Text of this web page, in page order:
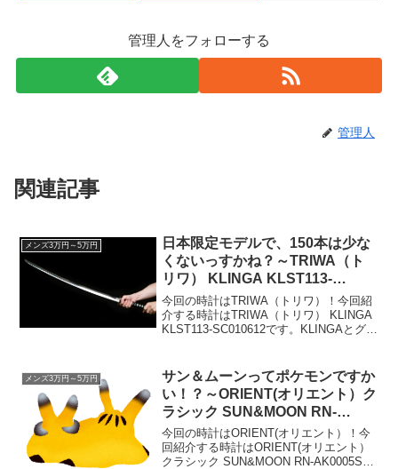
管理人をフォローする
管理人
関連記事
メンズ3万円～5万円
日本限定モデルで、150本は少な
くないっすかね？～TRIWA（ト
リワ） KLINGA KLST113-
SC010612～
今回の時計はTRIWA（トリワ）！今回紹
介する時計はTRIWA（トリワ） KLINGA
KLST113-SC010612です。KLINGAとグリ
言いますと、スウェー...
メンズ3万円～5万円
サン＆ムーンってポケモンですか
い！？～ORIENT(オリエント）ク
ラシック SUN&MOON RN-
AK0005S～
今回の時計はORIENT(オリエント）！今
回紹介する時計はORIENT(オリエント）
クラシック SUN&MOON RN-AK0005Sで